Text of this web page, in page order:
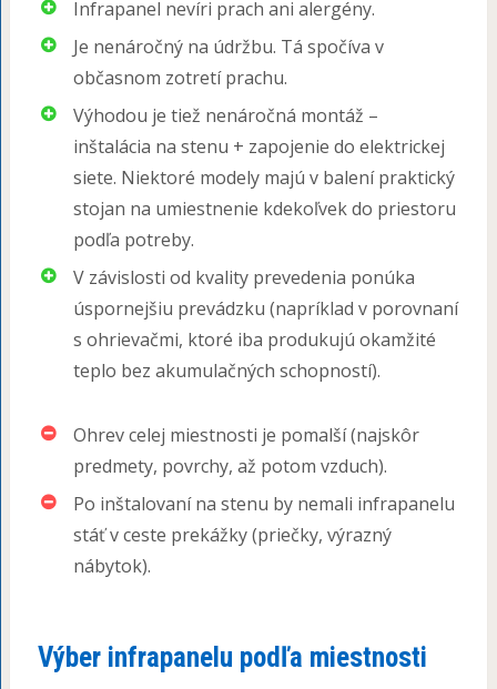
Infrapanel nevíri prach ani alergény.
Je nenáročný na údržbu. Tá spočíva v
občasnom zotretí prachu.
Výhodou je tiež nenáročná montáž –
inštalácia na stenu + zapojenie do elektrickej
siete. Niektoré modely majú v balení praktický
stojan na umiestnenie kdekoľvek do priestoru
podľa potreby.
V závislosti od kvality prevedenia ponúka
úspornejšiu prevádzku (napríklad v porovnaní
s ohrievačmi, ktoré iba produkujú okamžité
teplo bez akumulačných schopností).
Ohrev celej miestnosti je pomalší (najskôr
predmety, povrchy, až potom vzduch).
Po inštalovaní na stenu by nemali infrapanelu
stáť v ceste prekážky (priečky, výrazný
nábytok).
Výber infrapanelu podľa miestnosti